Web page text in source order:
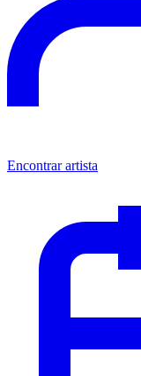
Encontrar artista